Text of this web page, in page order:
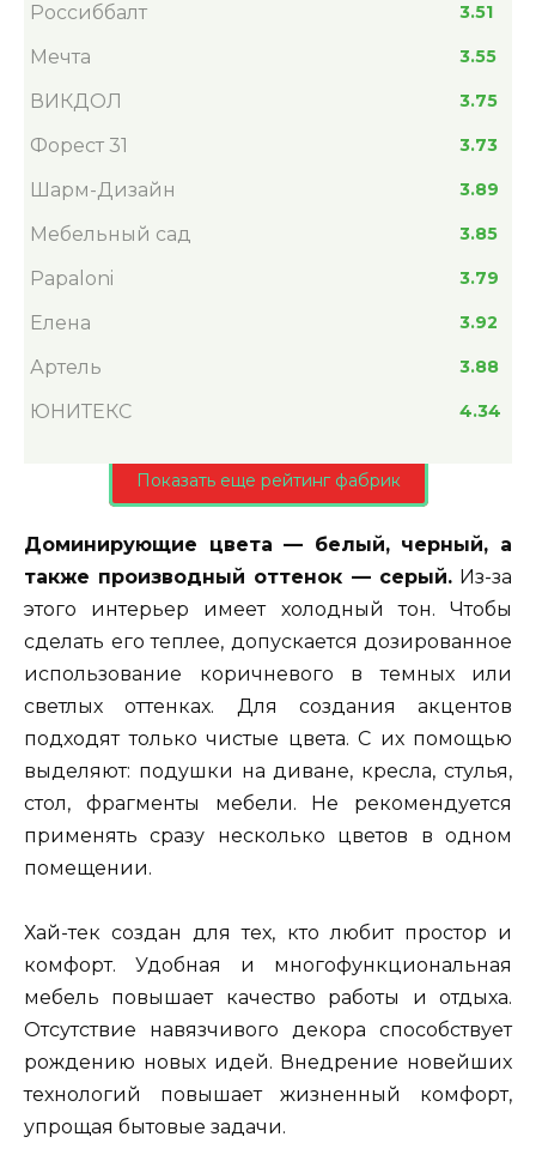
Россиббалт 3.51
Мечта 3.55
ВИКДОЛ 3.75
Форест 31 3.73
Шарм-Дизайн 3.89
Мебельный сад 3.85
Papaloni 3.79
Елена 3.92
Артель 3.88
ЮНИТЕКС 4.34
Показать еще рейтинг фабрик
Доминирующие цвета — белый, черный, а
также производный оттенок — серый.Из-за
этого интерьер имеет холодный тон. Чтобы
сделать его теплее, допускается дозированное
использование коричневого в темных или
светлых оттенках. Для создания акцентов
подходят только чистые цвета. С их помощью
выделяют: подушки на диване, кресла, стулья,
стол, фрагменты мебели. Не рекомендуется
применять сразу несколько цветов в одном
помещении.
Хай-тек создан для тех, кто любит простор и
комфорт. Удобная и многофункциональная
мебель повышает качество работы и отдыха.
Отсутствие навязчивого декора способствует
рождению новых идей. Внедрение новейших
технологий повышает жизненный комфорт,
упрощая бытовые задачи.